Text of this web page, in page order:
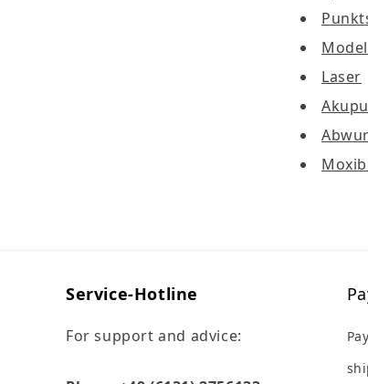
Laser
Service-Hotline
For support and advice: